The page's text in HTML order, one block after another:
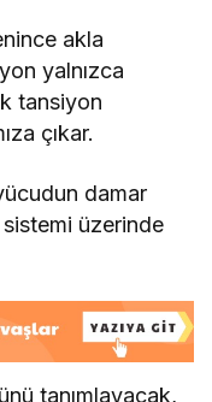
akla
yalnızca
tansiyon
çıkar.
damar
sistemi üzerinde
tanımlayacak,